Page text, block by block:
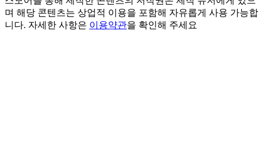
며 해당 콘텐츠는 상업적 이용을 포함해 자유롭게 사용 가능합
니다. 자세한 사항은 이용약관을 확인해 주세요